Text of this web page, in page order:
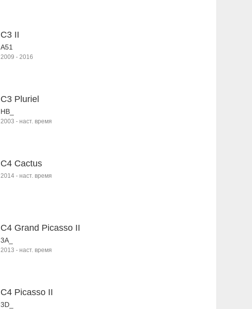
C3 II
A51
2009 - 2016
C3 Pluriel
HB_
2003 - наст. время
C4 Cactus
2014- наст. время
C4 Grand Picasso II
3A_
2013 - наст. время
C4 Picasso II
3D_